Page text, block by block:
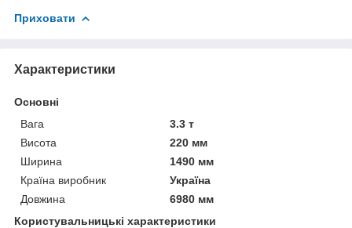
Приховати
Характеристики
Основні
Вага
3.3 т
Висота
220 мм
Ширина
1490 мм
Країна виробник
Україна
Довжина
6980 мм
Користувальницькі характеристики